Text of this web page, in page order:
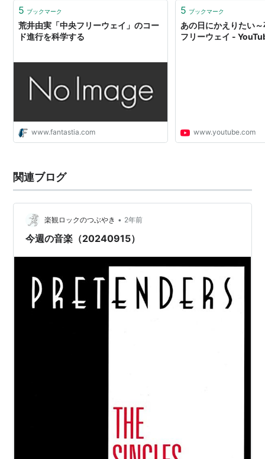
5 ブックマーク
荒井由実「中央フリーウェイ」のコー
ド進行を科学する
www.fantastia.com
5 ブックマーク
あの日にかえりたい
フリーウェイ -
www.youtube.com
関連ブログ
楽観ロックのつぶやき • 2年前
今週の音楽（20240915）